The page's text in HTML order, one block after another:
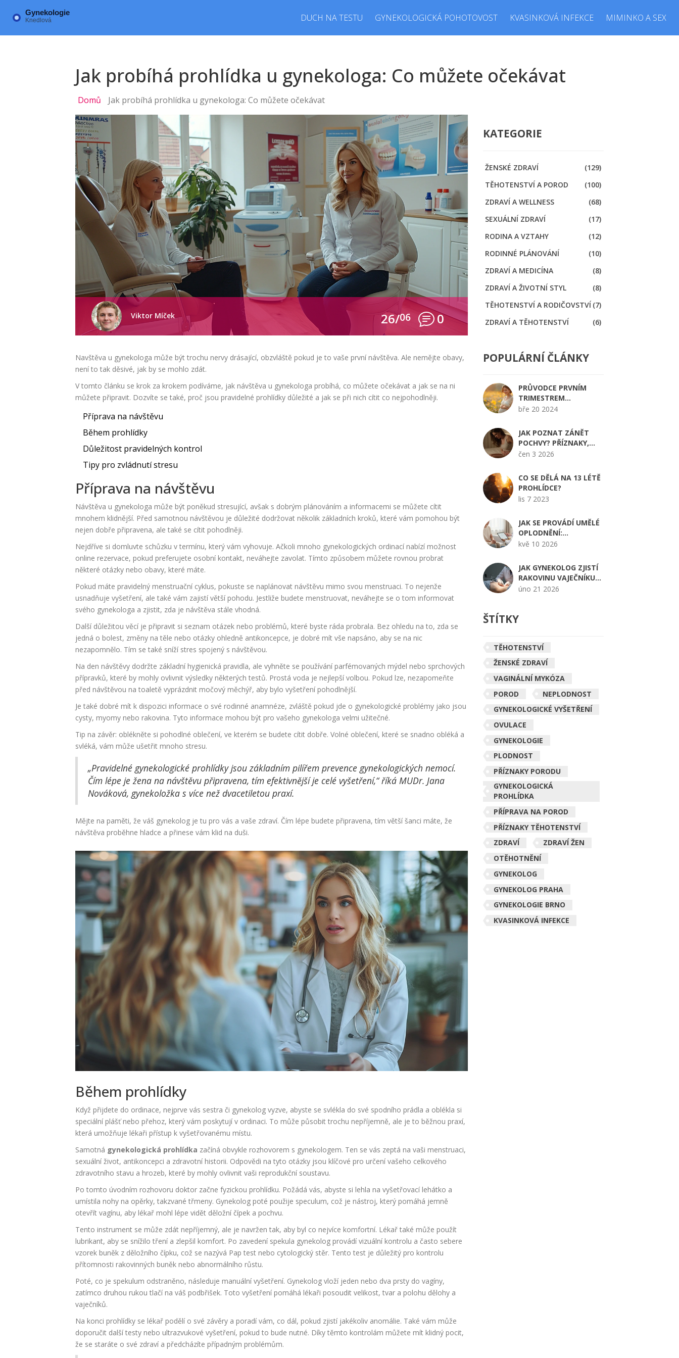
DUCH NA TESTU GYNEKOLOGICKÁ POHOTOVOST KVASINKOVÁ INFEKCE MIMINKO A SEX
Jak probíhá prohlídka u gynekologa: Co můžete očekávat
Domů Jak probíhá prohlídka u gynekologa: Co můžete očekávat
Viktor Míček 26/06 0
Navštěva u gynekologa může být trochu nervy drásající, obzvláště pokud je to vaše první návštěva. Ale nemějte obavy,
není to tak děsivé, jak by se mohlo zdát.
V tomto článku se krok za krokem podíváme, jak návštěva u gynekologa probíhá, co můžete očekávat a jak se na ni
můžete připravit. Dozvíte se také, proč jsou pravidelné prohlídky důležité a jak se při nich cítit co nejpohodlněji.
Příprava na návštěvu
Během prohlídky
Důležitost pravidelných kontrol
Tipy pro zvládnutí stresu
Příprava na návštěvu
Návštěva u gynekologa může být poněkud stresující, avšak s dobrým plánováním a informacemi se můžete cítit
mnohem klidnější. Před samotnou návštěvou je důležité dodržovat několik základních kroků, které vám pomohou být
nejen dobře připravena, ale také se cítit pohodlněji.
Nejdříve si domluvte schůzku v termínu, který vám vyhovuje. Ačkoli mnoho gynekologických ordinací nabízí možnost
online rezervace, pokud preferujete osobní kontakt, neváhejte zavolat. Tímto způsobem můžete rovnou probrat
některé otázky nebo obavy, které máte.
Pokud máte pravidelný menstruační cyklus, pokuste se naplánovat návštěvu mimo svou menstruaci. To nejenže
usnadňuje vyšetření, ale také vám zajistí větší pohodu. Jestliže budete menstruovat, neváhejte se o tom informovat
svého gynekologa a zjistit, zda je návštěva stále vhodná.
Další důležitou věcí je připravit si seznam otázek nebo problémů, které byste ráda probrala. Bez ohledu na to, zda se
jedná o bolest, změny na těle nebo otázky ohledně antikoncepce, je dobré mít vše napsáno, aby se na nic
nezapomnělo. Tím se také sníží stres spojený s návštěvou.
Na den návštěvy dodržte základní hygienická pravidla, ale vyhněte se používání parfémovaných mýdel nebo sprchových
přípravků, které by mohly ovlivnit výsledky některých testů. Prostá voda je nejlepší volbou. Pokud lze, nezapomeňte
před návštěvou na toaletě vyprázdnit močový měchýř, aby bylo vyšetření pohodlnější.
Je také dobré mít k dispozici informace o své rodinné anamnéze, zvláště pokud jde o gynekologické problémy jako jsou
cysty, myomy nebo rakovina. Tyto informace mohou být pro vašeho gynekologa velmi užitečné.
Tip na závěr: oblékněte si pohodlné oblečení, ve kterém se budete cítit dobře. Volné oblečení, které se snadno obléká a
svléká, vám může ušetřit mnoho stresu.
„Pravidelné gynekologické prohlídky jsou základním pilířem prevence gynekologických nemocí.
Čím lépe je žena na návštěvu připravena, tím efektivnější je celé vyšetření,“ říká MUDr. Jana
Nováková, gynekoložka s více než dvacetiletou praxí.
Mějte na paměti, že váš gynekolog je tu pro vás a vaše zdraví. Čím lépe budete připravena, tím větší šanci máte, že
návštěva proběhne hladce a přinese vám klid na duši.
Během prohlídky
Když přijdete do ordinace, nejprve vás sestra či gynekolog vyzve, abyste se svlékla do své spodního prádla a oblékla si
speciální plášť nebo přehoz, který vám poskytují v ordinaci. To může působit trochu nepříjemně, ale je to běžnou praxí,
která umožňuje lékaři přístup k vyšetřovanému místu.
Samotná gynekologická prohlídka začíná obvykle rozhovorem s gynekologem. Ten se vás zeptá na vaši menstruaci,
sexuální život, antikoncepci a zdravotní historii. Odpovědi na tyto otázky jsou klíčové pro určení vašeho celkového
zdravotního stavu a hrozeb, které by mohly ovlivnit vaši reprodukční soustavu.
Po tomto úvodním rozhovoru doktor začne fyzickou prohlídku. Požádá vás, abyste si lehla na vyšetřovací lehátko a
umístila nohy na opěrky, takzvané třmeny. Gynekolog poté použije speculum, což je nástroj, který pomáhá jemně
otevřít vagínu, aby lékař mohl lépe vidět děložní čípek a pochvu.
Tento instrument se může zdát nepříjemný, ale je navržen tak, aby byl co nejvíce komfortní. Lékař také může použít
lubrikant, aby se snížilo tření a zlepšil komfort. Po zavedení spekula gynekolog provádí vizuální kontrolu a často sebere
vzorek buněk z děložního čípku, což se nazývá Pap test nebo cytologický stěr. Tento test je důležitý pro kontrolu
přítomnosti rakovinných buněk nebo abnormálního růstu.
Poté, co je spekulum odstraněno, následuje manuální vyšetření. Gynekolog vloží jeden nebo dva prsty do vagíny,
zatímco druhou rukou tlačí na váš podbřišek. Toto vyšetření pomáhá lékaři posoudit velikost, tvar a polohu dělohy a
vaječníků.
Na konci prohlídky se lékař podělí o své závěry a poradí vám, co dál, pokud zjistí jakékoliv anomálie. Také vám může
doporučit další testy nebo ultrazvukové vyšetření, pokud to bude nutné. Díky těmto kontrolám můžete mít klidný pocit,
že se staráte o své zdraví a předcházíte případným problémům.
KATEGORIE
ŽENSKÉ ZDRAVÍ
(129)
TĚHOTENSTVÍ A POROD
(100)
ZDRAVÍ A WELLNESS
(68)
SEXUÁLNÍ ZDRAVÍ
(17)
RODINA A VZTAHY
(12)
RODINNÉ PLÁNOVÁNÍ
(10)
ZDRAVÍ A MEDICÍNA
(8)
ZDRAVÍ A ŽIVOTNÍ STYL
(8)
TĚHOTENSTVÍ A RODIČOVSTVÍ (7)
ZDRAVÍ A TĚHOTENSTVÍ
(6)
POPULÁRNÍ ČLÁNKY
PRŮVODCE PRVNÍM
TRIMESTREM
TĚHOTENSTVÍ: CO
VYHNOUT
bře 20 2024
JAK POZNAT ZÁNĚT
POCHVY? PŘÍZNAKY,
PŘÍČINY A KDY
čen 3 2026
CO SE DĚLÁ NA 13 LÉTĚ
PROHLÍDCE?
lis 7 2023
JAK SE PROVÁDÍ UMĚLÉ
OPLODNĚNÍ:
KOMPLETNÍ PRŮVODCE
kvě 10 2026
JAK GYNEKOLOG ZJISTÍ
RAKOVINU VAJEČNÍKU?
PŘESNÉ METODY A
úno 21 2026
ŠTÍTKY
TĚHOTENSTVÍ
ŽENSKÉ ZDRAVÍ
VAGINÁLNÍ MYKÓZA
POROD
NEPLODNOST
GYNEKOLOGICKÉ VYŠETŘENÍ
OVULACE
GYNEKOLOGIE
PLODNOST
PŘÍZNAKY PORODU
GYNEKOLOGICKÁ
PROHLÍDKA
PŘÍPRAVA NA POROD
PŘÍZNAKY TĚHOTENSTVÍ
ZDRAVÍ
ZDRAVÍ ŽEN
OTĚHOTNĚNÍ
GYNEKOLOG
GYNEKOLOG PRAHA
GYNEKOLOGIE BRNO
KVASINKOVÁ INFEKCE